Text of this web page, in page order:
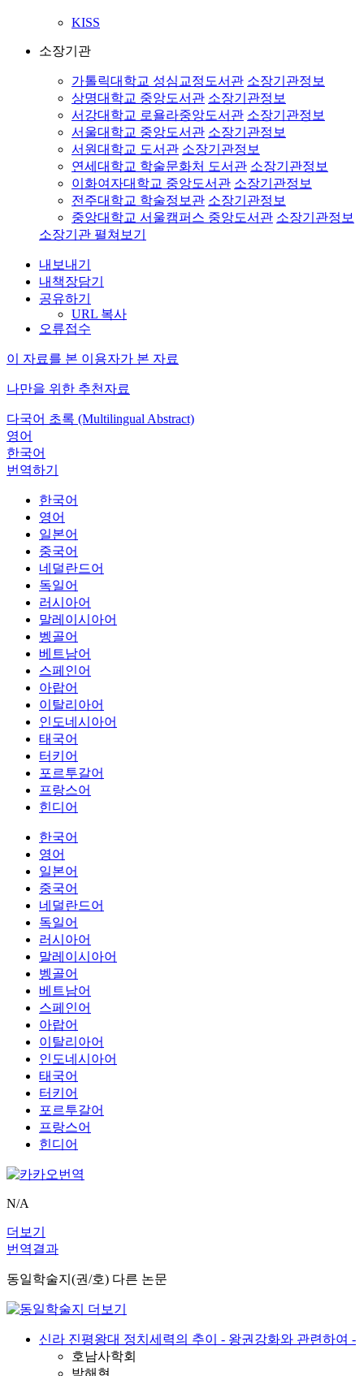
KISS
소장기관
가톨릭대학교 성심교정도서관 소장기관정보
상명대학교 중앙도서관 소장기관정보
서강대학교 로욜라중앙도서관 소장기관정보
서울대학교 중앙도서관 소장기관정보
서원대학교 도서관 소장기관정보
연세대학교 학술문화처 도서관 소장기관정보
이화여자대학교 중앙도서관 소장기관정보
전주대학교 학술정보관 소장기관정보
중앙대학교 서울캠퍼스 중앙도서관 소장기관정보
소장기관 펼쳐보기
내보내기
내책장담기
공유하기
URL 복사
오류접수
이 자료를 본 이용자가 본 자료
나만을 위한 추천자료
다국어 초록 (Multilingual Abstract)
영어
한국어
번역하기
한국어
영어
일본어
중국어
네덜란드어
독일어
러시아어
말레이시아어
벵골어
베트남어
스페인어
아랍어
이탈리아어
인도네시아어
태국어
터키어
포르투갈어
프랑스어
힌디어
한국어
영어
일본어
중국어
네덜란드어
독일어
러시아어
말레이시아어
벵골어
베트남어
스페인어
아랍어
이탈리아어
인도네시아어
태국어
터키어
포르투갈어
프랑스어
힌디어
N/A
더보기
번역결과
동일학술지(권/호) 다른 논문
신라 진평왕대 정치세력의 추이 - 왕권강화와 관련하여 -
호남사학회
박해현